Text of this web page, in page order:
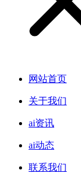
网站首页
关于我们
ai资讯
ai动态
联系我们